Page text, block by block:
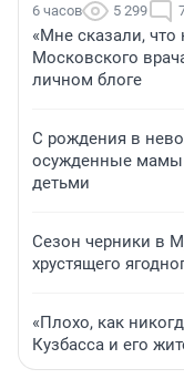
6 часов 5 299
«Мне сказали, что
Московского
личном блоге
С рождения в
осужденные мамы
детьми
Сезон черники в
хрустящего
«Плохо, как
Кузбасса и его